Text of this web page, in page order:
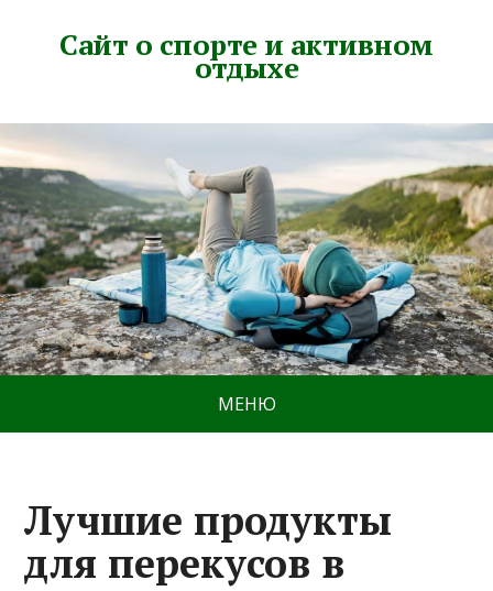
Сайт о спорте и активном
отдыхе
МЕНЮ
Лучшие продукты
для перекусов в